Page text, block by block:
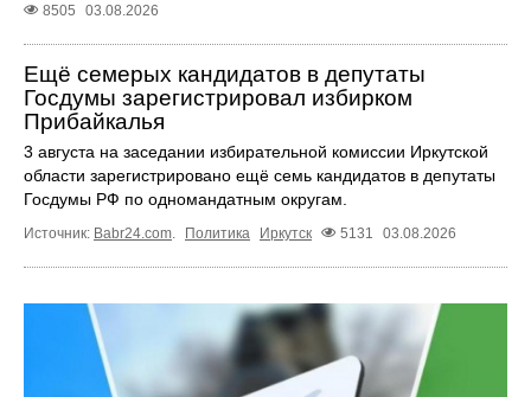
8505
03.08.2026
Ещё семерых кандидатов в депутаты
Госдумы зарегистрировал избирком
Прибайкалья
3 августа на заседании избирательной комиссии Иркутской
области зарегистрировано ещё семь кандидатов в депутаты
Госдумы РФ по одномандатным округам.
Источник: Babr24.com. Политика Иркутск 5131 03.08.2026